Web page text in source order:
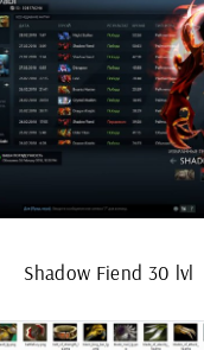
Shadow Fiend 30 lvl